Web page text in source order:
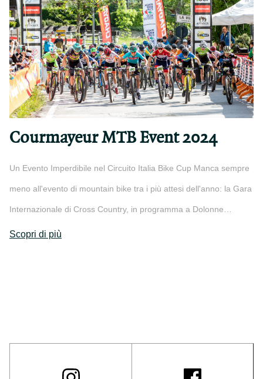
Courmayeur MTB Event 2024
Un Evento Imperdibile nel Circuito Italia Bike Cup Manca sempre
meno all'evento di mountain bike tra i più attesi dell'anno: la Gara
Internazionale di Cross Country, in programma a Dolonne…
Scopri di più